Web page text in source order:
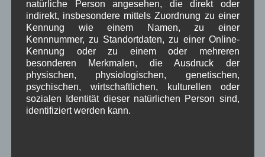
regelmäßig die Schießwettkämpfe statt.BEI
in Wallgau Dorfleben,Sport,Veranstaltung
Neues Dach für Lourdesgrotte
Die Lourdesgrotte
natürliche Person angesehen, die direkt oder
indirekt, insbesondere mittels Zuordnung zu einer
Kennung wie einem Namen, zu einer
Kennnummer, zu Standortdaten, zu einer Online-
Kennung oder zu einem oder mehreren
besonderen Merkmalen, die Ausdruck der
physischen, physiologischen, genetischen,
psychischen, wirtschaftlichen, kulturellen oder
sozialen Identität dieser natürlichen Person sind,
identifiziert werden kann.